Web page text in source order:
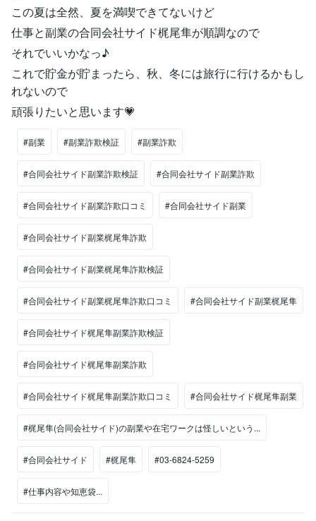
この夏は全然、夏を満喫できてないけど
仕事と副業の合同会社サイド梶尾隼が順調なので
それでいいかなっ♪
これで貯金が貯まったら、秋、冬には旅行に行けるかもし
れないので
頑張りたいと思います💗
#副業 #副業詐欺検証 #副業詐欺
#合同会社サイド副業詐欺検証 #合同会社サイド副業詐欺
#合同会社サイド副業詐欺口コミ #合同会社サイド副業
#合同会社サイド副業梶尾隼詐欺
#合同会社サイド副業梶尾隼詐欺検証
#合同会社サイド副業梶尾隼詐欺口コミ #合同会社サイド副業梶尾隼
#合同会社サイド梶尾隼副業詐欺検証
#合同会社サイド梶尾隼副業詐欺
#合同会社サイド梶尾隼副業詐欺口コミ #合同会社サイド梶尾隼副業
#梶尾隼(合同会社サイド)の副業や在宅ワークは怪しいという...
#合同会社サイド #梶尾隼 #03-6824-5259
#仕事内容や知恵袋...